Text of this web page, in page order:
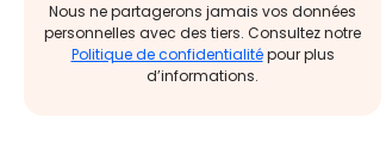
Nous ne partagerons jamais vos données
personnelles avec des tiers. Consultez notre
Politique de confidentialitépour plus
d’informations.